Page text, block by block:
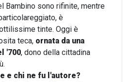
Bambino sono rifinite, mentre
è
tinte. Oggi è
teca, ornata da una
'700, dono della cittadina
e chi ne fu l'autore?